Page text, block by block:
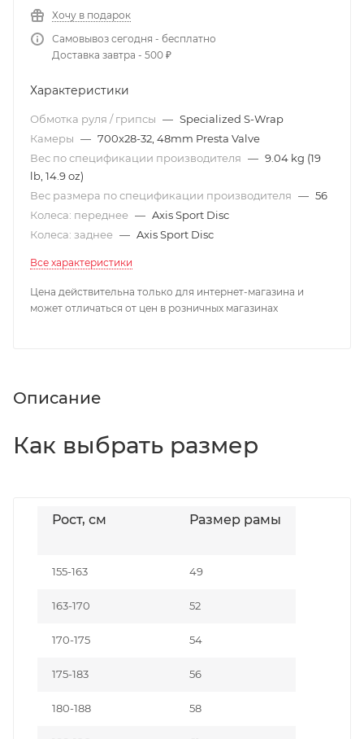
Хочу в подарок
Самовывоз сегодня - бесплатно
Доставка завтра - 500 ₽
Характеристики
Обмотка руля / грипсы — Specialized S-Wrap
Камеры — 700x28-32, 48mm Presta Valve
Вес по спецификации производителя — 9.04 kg (19
lb, 14.9 oz)
Вес размера по спецификации производителя — 56
Колеса: переднее — Axis Sport Disc
Колеса: заднее — Axis Sport Disc
Все характеристики
Цена действительна только для интернет-магазина и
может отличаться от цен в розничных магазинах
Описание
Как выбрать размер
Рост, см Размер рамы
155-163 49
163-170 52
170-175 54
175-183 56
180-188 58